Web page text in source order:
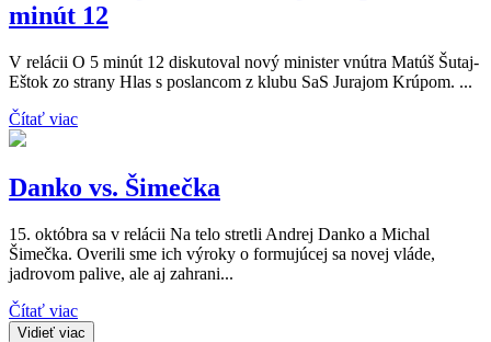
minút 12
V relácii O 5 minút 12 diskutoval nový minister vnútra Matúš Šutaj-
Eštok zo strany Hlas s poslancom z klubu SaS Jurajom Krúpom. ...
Čítať viac
Danko vs. Šimečka
15. októbra sa v relácii Na telo stretli Andrej Danko a Michal
Šimečka. Overili sme ich výroky o formujúcej sa novej vláde,
jadrovom palive, ale aj zahrani...
Čítať viac
Vidieť viac